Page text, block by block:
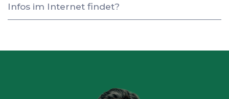
Infos im Internet findet?